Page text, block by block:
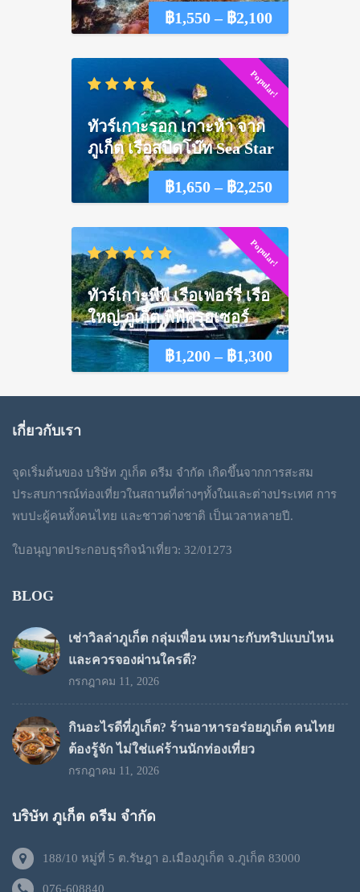
฿1,550 – ฿2,100Price
฿1,550
through
฿2,100
Popular!
฿1,650 – ฿2,250Price
฿1,650
through
฿2,250
ทัวร์เกาะรอก เกาะห้า จาก
ภูเก็ต เรือสปีดโบ๊ท Sea Star
Popular!
฿1,200 – ฿1,300Price
ทัวร์เกาะพีพี เรือเฟอร์รี่ เรือ
ใหญ่ ภูเก็ต พีพีครุยเซอร์
เกี่ยวกับเรา
จุดเริ่มต้นของ บริษัท ภูเก็ต ดรีม จำกัด เกิดขึ้นจากการสะสม
ประสบการณ์ท่องเที่ยวในสถานที่ต่างๆทั้งในและต่างประเทศ การ
พบปะผู้คนทั้งคนไทย และชาวต่างชาติ เป็นเวลาหลายปี.
ใบอนุญาตประกอบธุรกิจนำเที่ยว: 32/01273
BLOG
เช่าวิลล่าภูเก็ต กลุ่มเพื่อน เหมาะกับทริปแบบไหน
และควรจองผ่านใครดี?
กรกฎาคม 11, 2026
กินอะไรดีที่ภูเก็ต? ร้านอาหารอร่อยภูเก็ต คนไทย
ต้องรู้จัก ไม่ใช่แค่ร้านนักท่องเที่ยว
กรกฎาคม 11, 2026
บริษัท ภูเก็ต ดรีม จำกัด
188/10 หมู่ที่ 5 ต.รัษฎา อ.เมืองภูเก็ต จ.ภูเก็ต 83000
076-608840